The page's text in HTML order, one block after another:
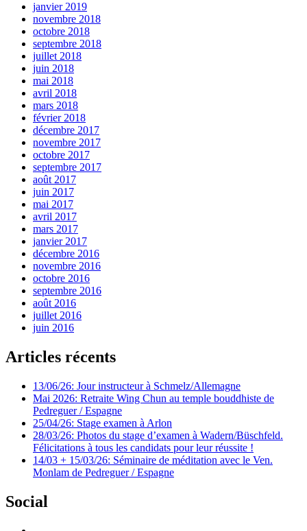
janvier 2019
novembre 2018
octobre 2018
septembre 2018
juillet 2018
juin 2018
mai 2018
avril 2018
mars 2018
février 2018
décembre 2017
novembre 2017
octobre 2017
septembre 2017
août 2017
juin 2017
mai 2017
avril 2017
mars 2017
janvier 2017
décembre 2016
novembre 2016
octobre 2016
septembre 2016
août 2016
juillet 2016
juin 2016
Articles récents
13/06/26: Jour instructeur à Schmelz/Allemagne
Mai 2026: Retraite Wing Chun au temple bouddhiste de
Pedreguer / Espagne
25/04/26: Stage examen à Arlon
28/03/26: Photos du stage d’examen à Wadern/Büschfeld.
Félicitations à tous les candidats pour leur réussite !
14/03 + 15/03/26: Séminaire de méditation avec le Ven.
Monlam de Pedreguer / Espagne
Social